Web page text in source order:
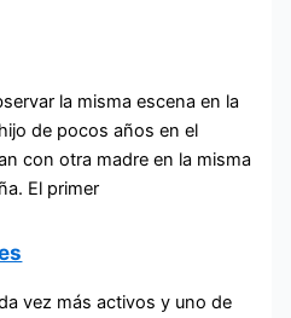
la misma escena en la
de pocos años en el
con otra madre en la misma
El primer
vez más activos y uno de